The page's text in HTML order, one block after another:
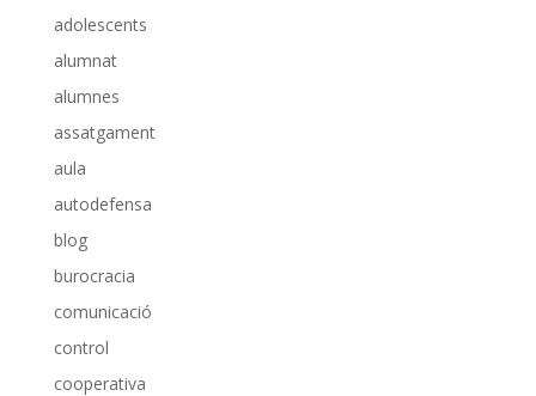
adolescents
alumnat
alumnes
assatgament
aula
autodefensa
blog
burocracia
comunicació
control
cooperativa